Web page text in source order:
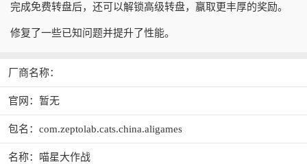
完成免费转盘后，还可以解锁高级转盘，赢取更丰厚的奖励。
修复了一些已知问题并提升了性能。
厂商名称：
官网：暂无
包名：com.zeptolab.cats.china.aligames
名称：喵星大作战